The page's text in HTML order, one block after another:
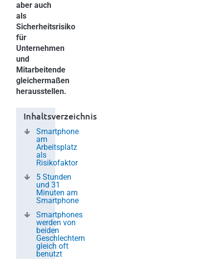
aber auch
als
Sicherheitsrisiko
für
Unternehmen
und
Mitarbeitende
gleichermaßen
herausstellen.
Inhaltsverzeichnis
Smartphone
am
Arbeitsplatz
als
Risikofaktor
5 Stunden
und 31
Minuten am
Smartphone
Smartphones
werden von
beiden
Geschlechtern
gleich oft
benutzt